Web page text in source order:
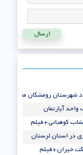
رومشگان معارفه
کوهنانی+فیلم
در استان لرستان
خیران+فیلم